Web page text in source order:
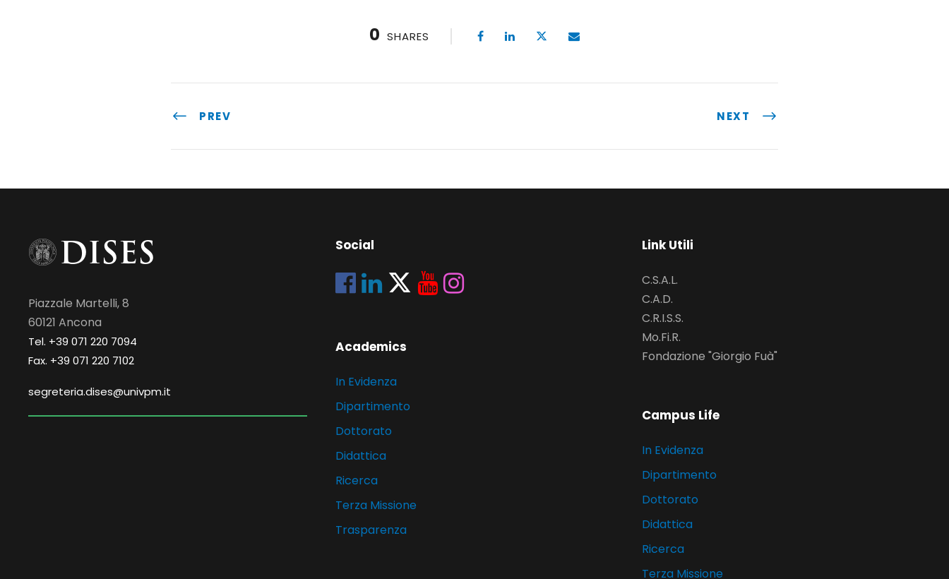
0 SHARES
PREV NEXT
Piazzale Martelli, 8
60121 Ancona
Tel. +39 071 220 7094
Fax. +39 071 220 7102
segreteria.dises@univpm.it
Social
Academics
In Evidenza
Dipartimento
Dottorato
Didattica
Ricerca
Terza Missione
Trasparenza
Link Utili
C.S.A.L.
C.A.D.
C.R.I.S.S.
Mo.Fi.R.
Fondazione "Giorgio Fuà"
Campus Life
In Evidenza
Dipartimento
Dottorato
Didattica
Ricerca
Terza Missione